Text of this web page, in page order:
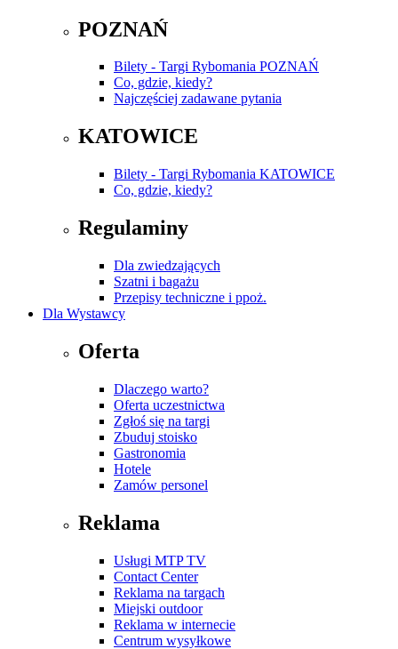
POZNAŃ
Bilety - Targi Rybomania POZNAŃ
Co, gdzie, kiedy?
Najczęściej zadawane pytania
KATOWICE
Bilety - Targi Rybomania KATOWICE
Co, gdzie, kiedy?
Regulaminy
Dla zwiedzających
Szatni i bagażu
Przepisy techniczne i ppoż.
Dla Wystawcy
Oferta
Dlaczego warto?
Oferta uczestnictwa
Zgłoś się na targi
Zbuduj stoisko
Gastronomia
Hotele
Zamów personel
Reklama
Usługi MTP TV
Contact Center
Reklama na targach
Miejski outdoor
Reklama w internecie
Centrum wysyłkowe